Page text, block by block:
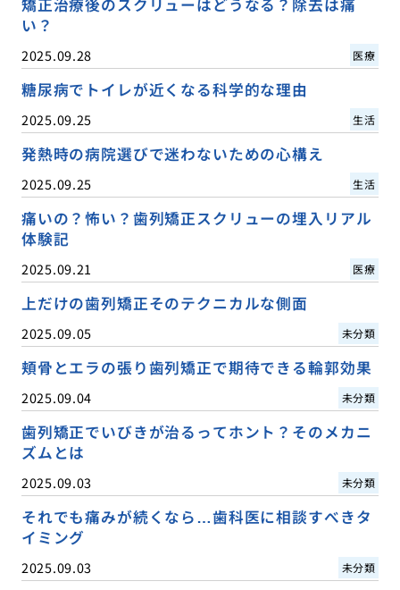
い？
2025.09.28 医療
糖尿病でトイレが近くなる科学的な理由
2025.09.25 生活
発熱時の病院選びで迷わないための心構え
2025.09.25 生活
痛いの？怖い？歯列矯正スクリューの埋入リアル
体験記
2025.09.21 医療
上だけの歯列矯正そのテクニカルな側面
2025.09.05 未分類
頬骨とエラの張り歯列矯正で期待できる輪郭効果
2025.09.04 未分類
歯列矯正でいびきが治るってホント？そのメカニ
ズムとは
2025.09.03 未分類
それでも痛みが続くなら…歯科医に相談すべきタ
イミング
2025.09.03 未分類